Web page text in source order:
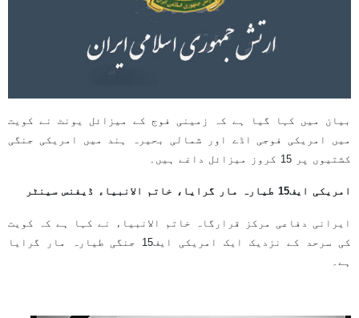
بیان میں کہا گیا ہے کہ زمینی فوج کے میزائل یونٹ نے کویت
میں امریکی فوجی اڈے اور شمالی بحیرہ ہند میں امریکی جنگی
کشتیوں پر 15 کروز میزائل داغے ہیں۔
امریکی ایف15 طیارہ مار گرایا، خاتم الانبیاء ڈیفنس سینٹر
ایرانی دفاعی مرکز قرارگاہ خاتم الانبیاء نے کہا ہے کہ کویت
کی سرحد کے نزدیک ایک امریکی ایف15 جنگی طیارہ مار گرایا
ہے۔